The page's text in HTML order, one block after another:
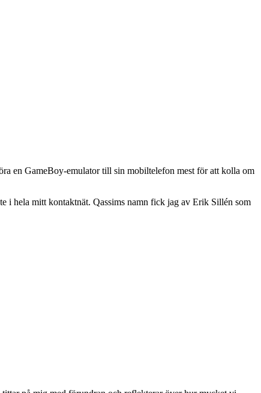
en GameBoy-emulator till sin mobiltelefon mest för att kolla om
i hela mitt kontaktnät. Qassims namn fick jag av Erik Sillén som